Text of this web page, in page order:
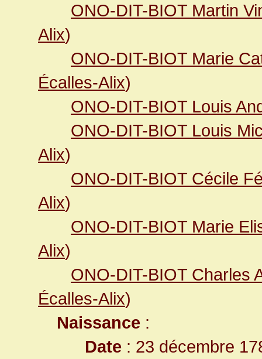
ONO-DIT-BIOT Martin
Alix)
ONO-DIT-BIOT Marie
Écalles-Alix)
ONO-DIT-BIOT Louis
ONO-DIT-BIOT Louis
Alix)
ONO-DIT-BIOT Cécile
Alix)
ONO-DIT-BIOT Marie
Alix)
ONO-DIT-BIOT Charles
Écalles-Alix)
Naissance :
Date : 23 décembre